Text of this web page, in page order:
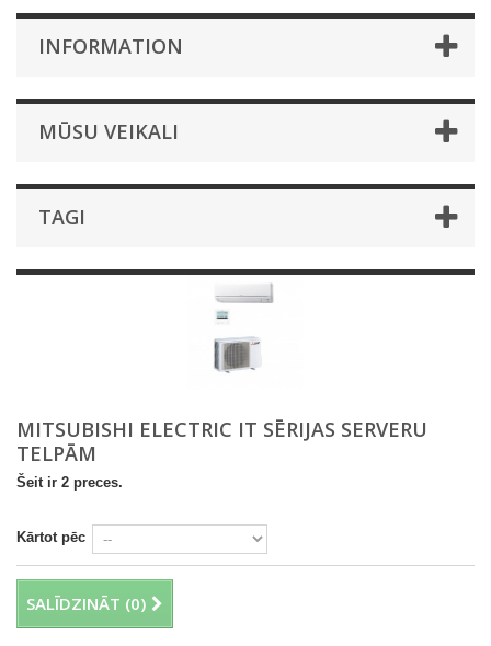
INFORMATION
MŪSU VEIKALI
TAGI
MITSUBISHI ELECTRIC IT SĒRIJAS SERVERU
TELPĀM
Šeit ir 2 preces.
Kārtot pēc
SALĪDZINĀT (0)